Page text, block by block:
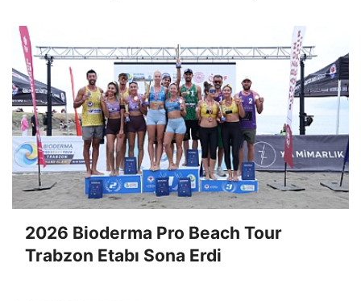
2026 Bioderma Pro Beach Tour
Trabzon Etabı Sona Erdi